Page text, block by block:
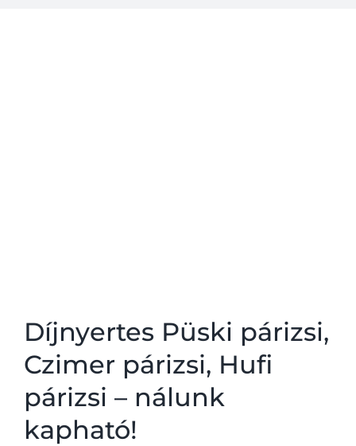
Díjnyertes Püski párizsi,
Czimer párizsi, Hufi
párizsi – nálunk
kapható!